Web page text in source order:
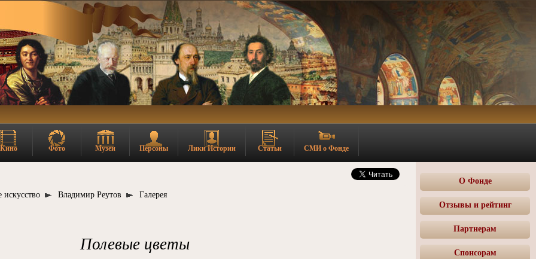
Кино Фото Музеи Персоны Лики Истории Статьи СМИ о Фонде
Владимир Реутов Галерея
Полевые цветы
О Фонде
Отзывы и рейтинг
Партнерам
Спонсорам